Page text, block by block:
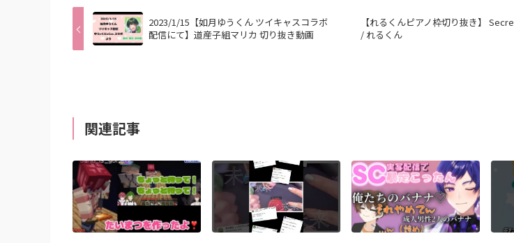
2023/1/15【如月ゆうくん ツイキャスコラボ
配信にて】道産子組マリカ 切り抜き動画
【れるくんピアノ枠切り抜き】
/ れるくん
関連記事